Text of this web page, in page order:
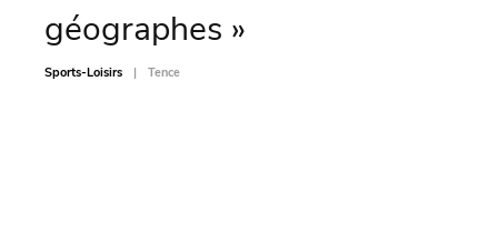
géographes »
Sports-Loisirs Tence